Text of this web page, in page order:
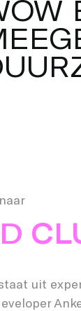
branden?
past en
OW
EEG
UUR
uit